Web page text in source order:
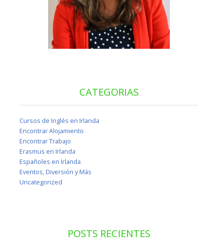
CATEGORIAS
Cursos de Inglés en Irlanda
Encontrar Alojamiento
Encontrar Trabajo
Erasmus en Irlanda
Españoles en Irlanda
Eventos, Diversión y Más
Uncategorized
POSTS RECIENTES